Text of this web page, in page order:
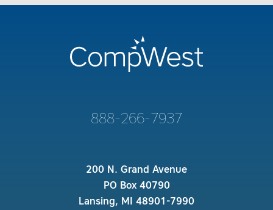
888-266-7937
200 N. Grand Avenue
PO Box 40790
Lansing, MI 48901-7990